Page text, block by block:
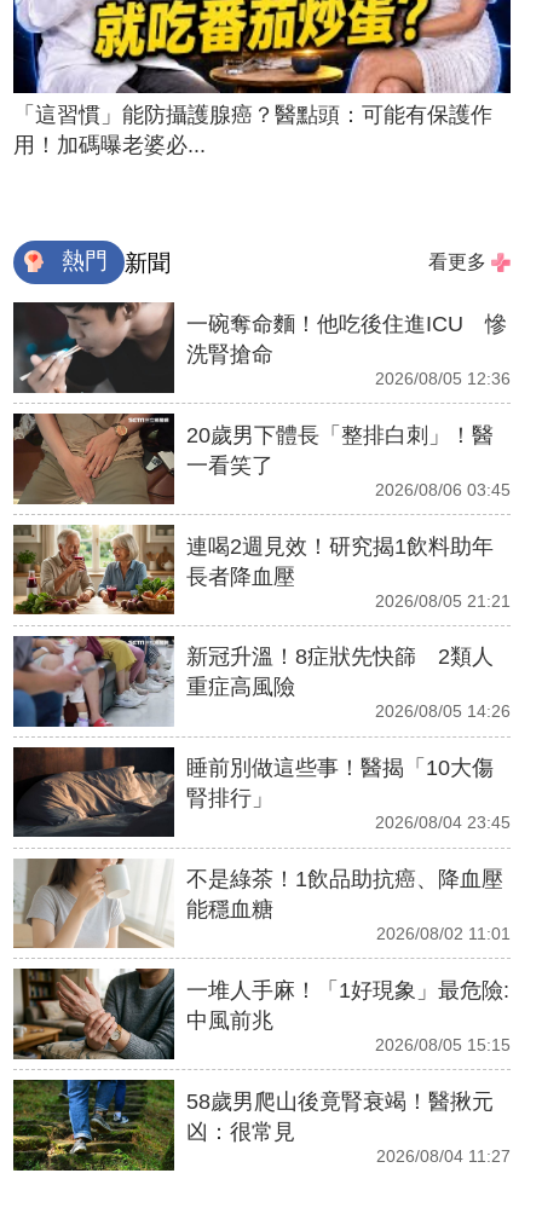
「這習慣」能防攝護腺癌？醫點頭：可能有保護作
用！加碼曝老婆必...
熱門 新聞 看更多
一碗奪命麵！他吃後住進ICU 慘
洗腎搶命
2026/08/05 12:36
20歲男下體長「整排白刺」！醫
一看笑了
2026/08/06 03:45
連喝2週見效！研究揭1飲料助年
長者降血壓
2026/08/05 21:21
新冠升溫！8症狀先快篩 2類人
重症高風險
2026/08/05 14:26
睡前別做這些事！醫揭「10大傷
腎排行」
2026/08/04 23:45
不是綠茶！1飲品助抗癌、降血壓
能穩血糖
2026/08/02 11:01
一堆人手麻！「1好現象」最危險:
中風前兆
2026/08/05 15:15
58歲男爬山後竟腎衰竭！醫揪元
凶：很常見
2026/08/04 11:27